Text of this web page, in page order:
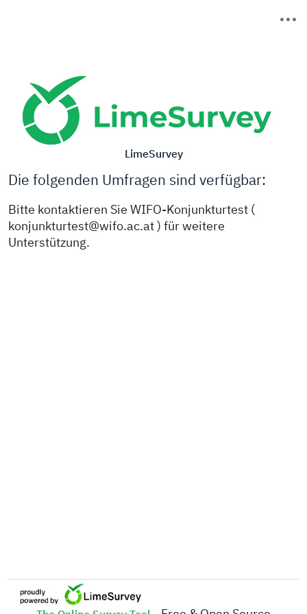
LimeSurvey
Die folgenden Umfragen sind verfügbar:
Bitte kontaktieren Sie WIFO-Konjunkturtest (
konjunkturtest@wifo.ac.at ) für weitere
Unterstützung.